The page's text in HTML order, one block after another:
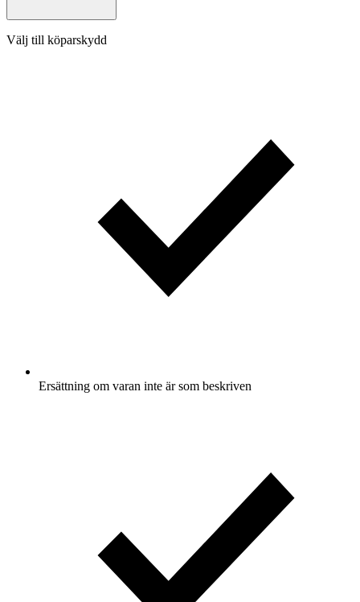
Välj till köparskydd
Ersättning om varan inte är som beskriven